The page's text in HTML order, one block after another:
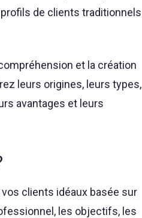
de clients traditionnels
et la création
leurs origines, leurs types,
avantages et leurs
clients idéaux basée sur
les objectifs, les